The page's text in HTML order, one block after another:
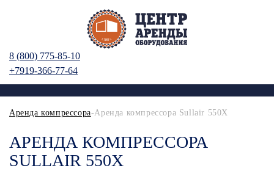
8 (800) 775-85-10
+7919-366-77-64
Аренда компрессора-Аренда компрессора Sullair 550X
АРЕНДА КОМПРЕССОРА
SULLAIR 550X